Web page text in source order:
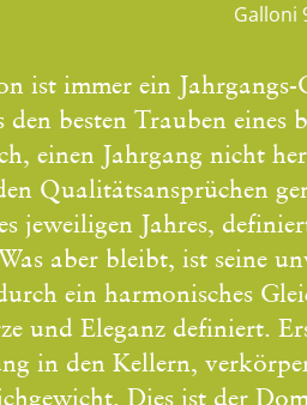
Galloni
ist immer ein
besten Trauben eines
einen Jahrgang nicht
Qualitätsansprüchen
jeweiligen Jahres,
aber bleibt, ist seine
ein harmonisches
und Eleganz definiert.
in den Kellern,
Dies ist der